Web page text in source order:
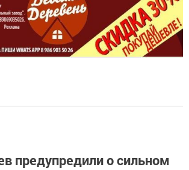
предупредили о сильном